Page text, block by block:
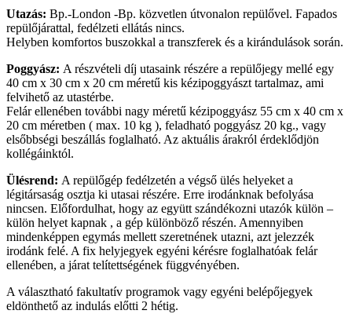
Utazás: Bp.-London -Bp. közvetlen útvonalon repülővel. Fapados
repülőjárattal, fedélzeti ellátás nincs.
Helyben komfortos buszokkal a transzferek és a kirándulások során.
Poggyász: A részvételi díj utasaink részére a repülőjegy mellé egy
40 cm x 30 cm x 20 cm méretű kis kézipoggyászt tartalmaz, ami
felvihető az utastérbe.
Felár ellenében további nagy méretű kézipoggyász 55 cm x 40 cm x
20 cm méretben ( max. 10 kg ), feladható poggyász 20 kg., vagy
elsőbbségi beszállás foglalható. Az aktuális árakról érdeklődjön
kollégáinktól.
Ülésrend: A repülőgép fedélzetén a végső ülés helyeket a
légitársaság osztja ki utasai részére. Erre irodánknak befolyása
nincsen. Előfordulhat, hogy az együtt szándékozni utazók külön –
külön helyet kapnak , a gép különböző részén. Amennyiben
mindenképpen egymás mellett szeretnének utazni, azt jelezzék
irodánk felé. A fix helyjegyek egyéni kérésre foglalhatóak felár
ellenében, a járat telítettségének függvényében.
A választható fakultatív programok vagy egyéni belépőjegyek
eldönthető az indulás előtti 2 hétig.